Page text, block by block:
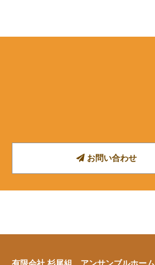
お問い合わせ
有限会社 杉尾組 アンサンブルホーム